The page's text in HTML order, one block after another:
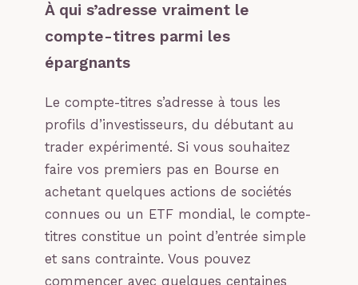
À qui s’adresse vraiment le
compte-titres parmi les
épargnants
Le compte-titres s’adresse à tous les
profils d’investisseurs, du débutant au
trader expérimenté. Si vous souhaitez
faire vos premiers pas en Bourse en
achetant quelques actions de sociétés
connues ou un ETF mondial, le compte-
titres constitue un point d’entrée simple
et sans contrainte. Vous pouvez
commencer avec quelques centaines